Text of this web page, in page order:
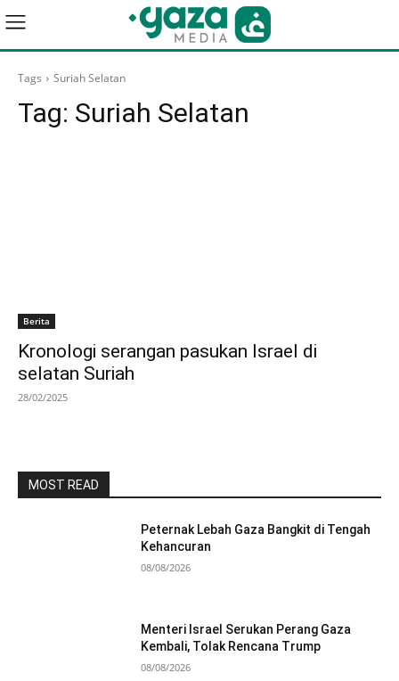
Tags Suriah Selatan
Tag: Suriah Selatan
Berita
Kronologi serangan pasukan Israel di
selatan Suriah
28/02/2025
MOST READ
Peternak Lebah Gaza Bangkit di Tengah
Kehancuran
08/08/2026
Menteri Israel Serukan Perang Gaza
Kembali, Tolak Rencana Trump
08/08/2026